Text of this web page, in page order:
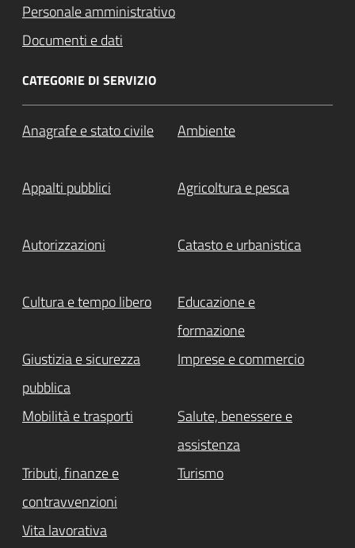
Personale amministrativo
Documenti e dati
CATEGORIE DI SERVIZIO
Anagrafe e stato civile Ambiente
Appalti pubblici Agricoltura e pesca
Autorizzazioni Catasto e urbanistica
Cultura e tempo libero
Educazione e
formazione
Giustizia e sicurezza
pubblica
Imprese e commercio
Mobilità e trasporti
Salute, benessere e
assistenza
Tributi, finanze e
contravvenzioni
Turismo
Vita lavorativa